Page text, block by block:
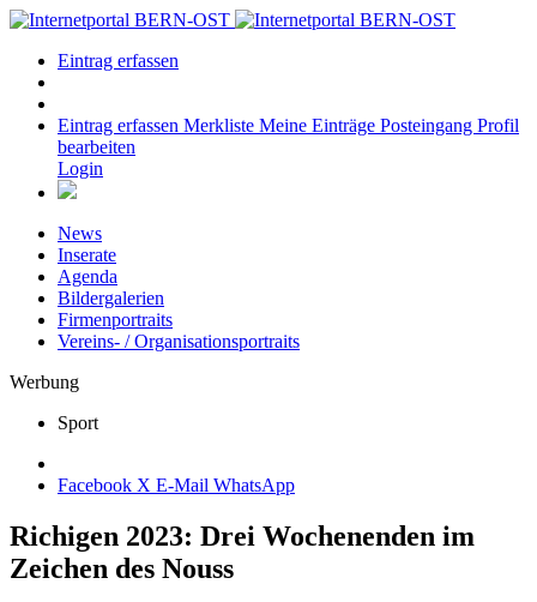
Eintrag erfassen
Eintrag erfassen Merkliste Meine Einträge Posteingang Profil
bearbeiten
Login
News
Inserate
Agenda
Bildergalerien
Firmenportraits
Vereins- / Organisationsportraits
Werbung
Sport
Facebook X E-Mail WhatsApp
Richigen 2023: Drei Wochenenden im
Zeichen des Nouss